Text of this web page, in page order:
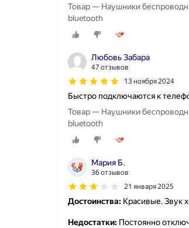
Товар — Наушники
bluetooth
Любовь Забара
47 отзывов
13 ноября 2024
Быстро подключаются к
Товар — Наушники
bluetooth
Мария Б.
36 отзывов
21 января 2025
Достоинства: Красивые. Звук
Недостатки: Постоянно